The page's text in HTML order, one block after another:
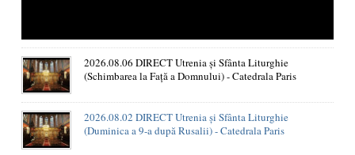
2026.08.06 DIRECT Utrenia și Sfânta Liturghie
(Schimbarea la Față a Domnului) - Catedrala Paris
2026.08.02 DIRECT Utrenia și Sfânta Liturghie
(Duminica a 9-a după Rusalii) - Catedrala Paris